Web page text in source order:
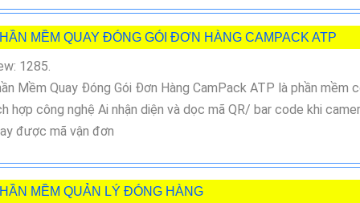
MỀM QUAY ĐÓNG GÓI ĐƠN HÀNG CAMPACK ATP
1285.
Mềm Quay Đóng Gói Đơn Hàng CamPack ATP là phần mềm
hợp công nghệ Ai nhận diện và dọc mã QR/ bar code khi
được mã vận đơn
MỀM QUẢN LÝ ĐÓNG HÀNG